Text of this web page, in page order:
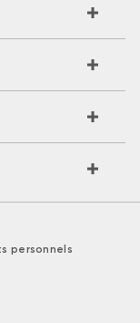
personnels